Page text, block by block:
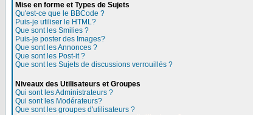
Mise en forme et Types de Sujets
Qu'est-ce que le BBCode ?
Puis-je utiliser le HTML?
Que sont les Smilies ?
Puis-je poster des Images?
Que sont les Annonces ?
Que sont les Post-it ?
Que sont les Sujets de discussions verrouillés ?
Niveaux des Utilisateurs et Groupes
Qui sont les Administrateurs ?
Qui sont les Modérateurs?
Que sont les groupes d'utilisateurs ?